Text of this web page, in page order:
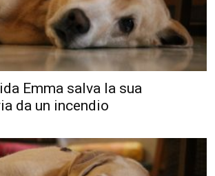
Emma salva la sua
da un incendio